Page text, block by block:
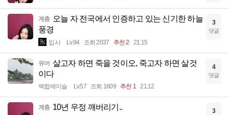
계층 오늘 자 전국에서 인증하고 있는 신기한 하늘
풍경
입사 Lv.94 조회 2037 추천 2 21:15
3
댓글
유머 살고자 하면 죽을 것이오, 죽고자 하면 살것
이다
백합에이슬 Lv.57 조회 1609 추천 1 21:12
4
댓글
계층 10년 우정 깨버리기.. 3